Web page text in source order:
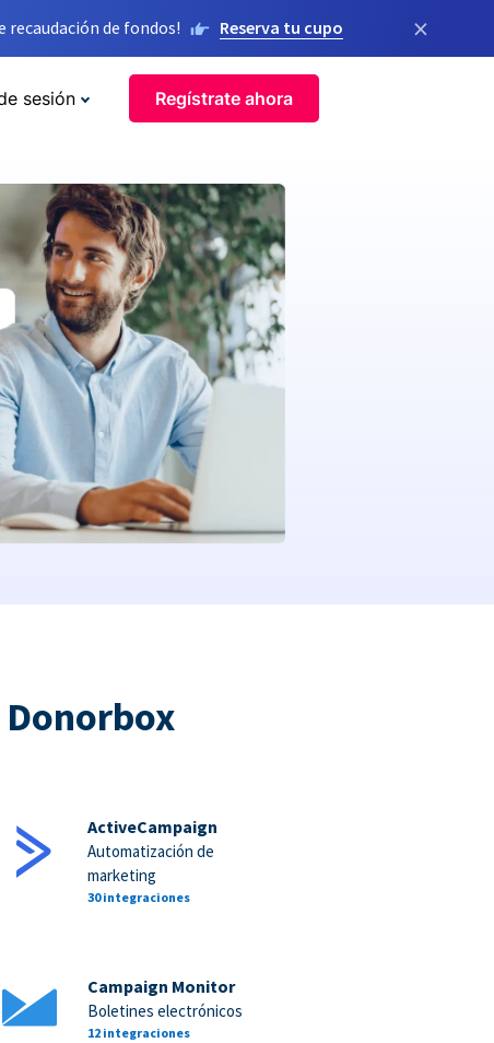
recaudación de fondos! Reserva tu cupo ×
sesión Regístrate ahora
ActiveCampaign
Automatización de
marketing
30 integraciones
Campaign Monitor
Boletines electrónicos
12 integraciones